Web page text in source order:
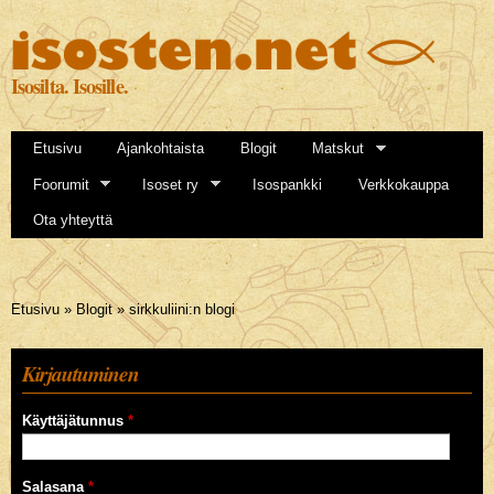
Hyppää
pääsisältöön
Isosilta. Isosille.
Etusivu Ajankohtaista Blogit Matskut
Foorumit Isoset ry Isospankki Verkkokauppa
Ota yhteyttä
Olet täällä
Etusivu » Blogit» sirkkuliini:n blogi
Kirjautuminen
Käyttäjätunnus *
Salasana *